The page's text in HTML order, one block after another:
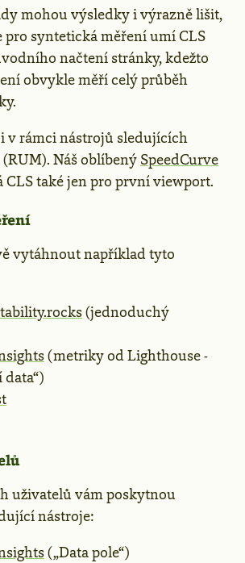
mohou výsledky i výrazně lišit,
pro syntetická měření umí CLS
načtení stránky, kdežto
obvykle měří celý průběh
v rámci nástrojů sledujících
Náš oblíbený SpeedCurve
také jen pro první viewport.
vytáhnout například tyto
(jednoduchý
(metriky od Lighthouse -
uživatelů vám poskytnou
nástroje:
(„Data pole“)